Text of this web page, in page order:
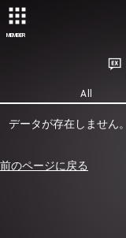
MEMBER
All
データが存在しません。
前のページに戻る